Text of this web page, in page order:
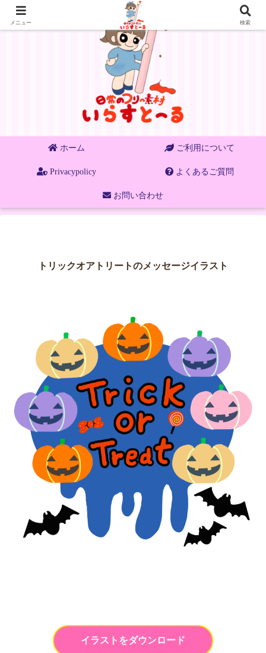
ホーム ご利用について
Privacypolicy よくあるご質問
お問い合わせ
トリックオアトリートのメッセージイラスト
イラストをダウンロード
メニュー 検索